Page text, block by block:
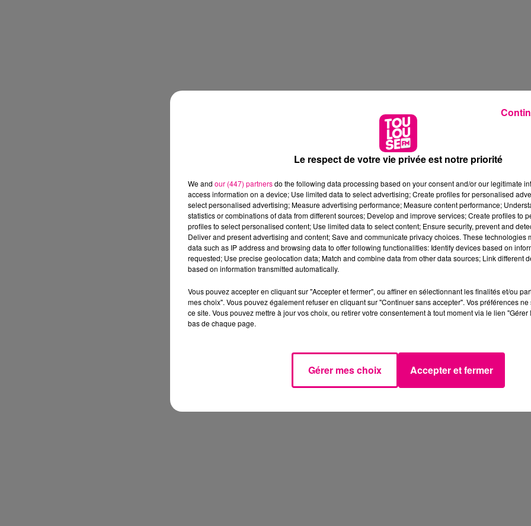
Le respect de votre vie privée est notre priorité
We and our (447) partnersdo the following data processing based on your consent and/or our legitimate
access information on a device; Use limited data to select advertising; Create profiles for personalised
select personalised advertising; Measure advertising performance; Measure content performance;
statistics or combinations of data from different sources; Develop and improve services; Create profiles to
profiles to select personalised content; Use limited data to select content; Ensure security, prevent and
Deliver and present advertising and content; Save and communicate privacy choices. These technologies
data such as IP address and browsing data to offer following functionalities: Identify devices based on
requested; Use precise geolocation data; Match and combine data from other data sources; Link different
based on information transmitted automatically.
Vous pouvez accepter en cliquant sur "Accepter et fermer", ou affiner en sélectionnant les finalités et/ou
mes choix". Vous pouvez également refuser en cliquant sur "Continuer sans accepter". Vos préférences
ce site. Vous pouvez mettre à jour vos choix, ou retirer votre consentement à tout moment via le lien
bas de chaque page.
Gérer mes choix Accepter et fermer